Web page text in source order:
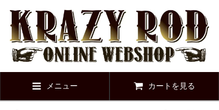
メニュー カートを見る